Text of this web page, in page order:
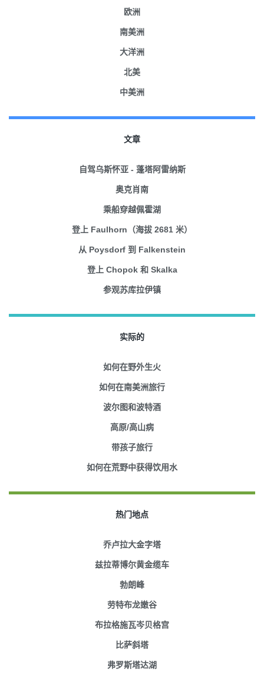
欧洲
南美洲
大洋洲
北美
中美洲
文章
自驾乌斯怀亚 - 蓬塔阿雷纳斯
奥克肖南
乘船穿越佩霍湖
登上 Faulhorn（海拔 2681 米）
从 Poysdorf 到 Falkenstein
登上 Chopok 和 Skalka
参观苏库拉伊镇
实际的
如何在野外生火
如何在南美洲旅行
波尔图和波特酒
高原/高山病
带孩子旅行
如何在荒野中获得饮用水
热门地点
乔卢拉大金字塔
兹拉蒂博尔黄金缆车
勃朗峰
劳特布龙嫩谷
布拉格施瓦岑贝格宫
比萨斜塔
弗罗斯塔达湖